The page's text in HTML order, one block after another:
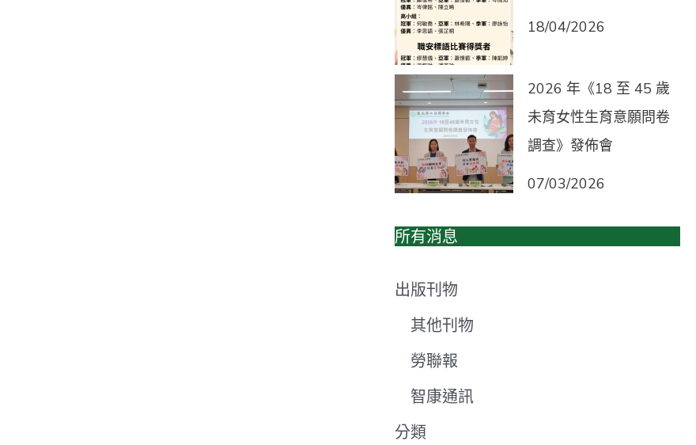
18/04/2026
2026 年《18 至 45 歲
未育女性生育意願問卷
調查》發佈會
07/03/2026
所有消息
出版刊物
其他刊物
勞聯報
智康通訊
分類